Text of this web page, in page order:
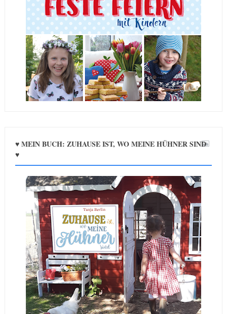
♥ MEIN BUCH: ZUHAUSE IST, WO MEINE HÜHNER SIND
♥